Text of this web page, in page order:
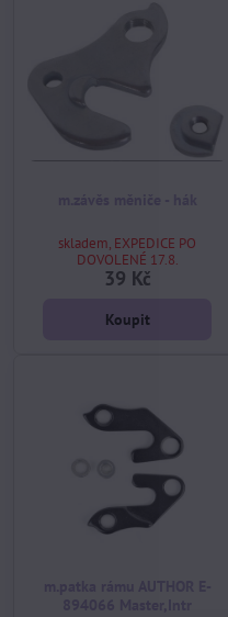
skladem, EXPEDICE PO
DOVOLENÉ 17.8.
39 Kč
Koupit